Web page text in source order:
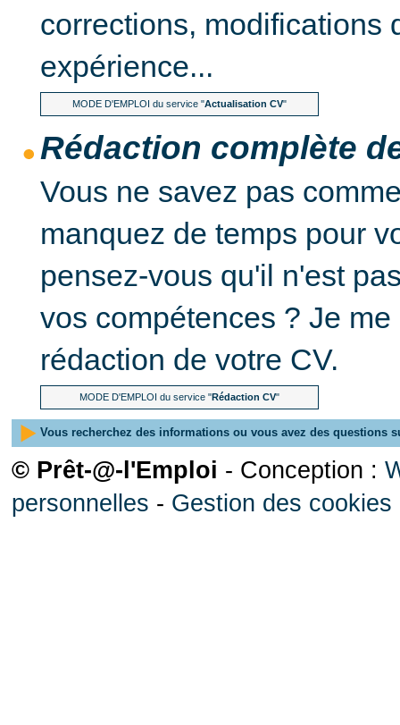
corrections, modifications
expérience...
MODE D'EMPLOI du service "Actualisation CV"
Rédaction complète
Vous ne savez pas
manquez de temps pour
pensez-vous qu'il n'est
vos compétences ? Je
rédaction de votre CV.
MODE D'EMPLOI du service "Rédaction CV"
Vous recherchez des informations ou vous avez des questions
© Prêt-@-l'Emploi - Conception :
personnelles - Gestion des cookies